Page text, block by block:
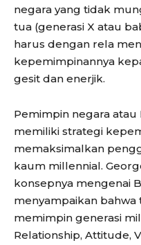
negara yang tidak
tua (generasi X atau
harus dengan rela
kepemimpinannya
gesit dan enerjik.
Pemimpin negara
memiliki strategi
memaksimalkan
kaum millennial.
konsepnya mengenai
menyampaikan
memimpin generasi
Relationship, Attitude,